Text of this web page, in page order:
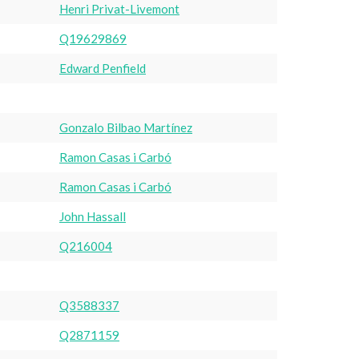
Henri Privat-Livemont
Q19629869
Edward Penfield
Gonzalo Bilbao Martínez
Ramon Casas i Carbó
Ramon Casas i Carbó
John Hassall
Q216004
Q3588337
Q2871159